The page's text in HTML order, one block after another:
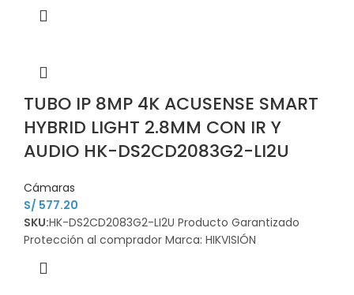
TUBO IP 8MP 4K ACUSENSE SMART
HYBRID LIGHT 2.8MM CON IR Y
AUDIO HK-DS2CD2083G2-LI2U
Cámaras
S/ 577.20
SKU:HK-DS2CD2083G2-LI2U Producto Garantizado
Protección al comprador Marca: HIKVISIÓN